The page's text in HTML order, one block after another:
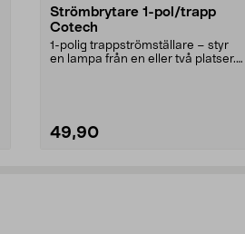
Strömbrytare 1-pol/trapp
Cotech
1-polig trappströmställare – styr
en lampa från en eller två platser.
49,90